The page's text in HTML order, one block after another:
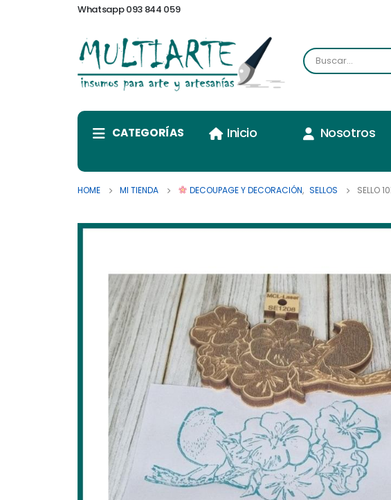
Whatsapp 093 844 059
CATEGORÍAS Inicio Nosotros
HOME MI TIENDA DECOUPAGE Y DECORACIÓN, SELLOS SELLO